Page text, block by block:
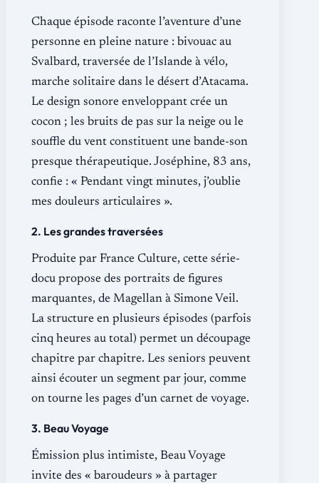
Chaque épisode raconte l’aventure d’une
personne en pleine nature : bivouac au
Svalbard, traversée de l’Islande à vélo,
marche solitaire dans le désert d’Atacama.
Le design sonore enveloppant crée un
cocon ; les bruits de pas sur la neige ou le
souffle du vent constituent une bande-son
presque thérapeutique. Joséphine, 83 ans,
confie : « Pendant vingt minutes, j’oublie
mes douleurs articulaires ».
2. Les grandes traversées
Produite par France Culture, cette série-
docu propose des portraits de figures
marquantes, de Magellan à Simone Veil.
La structure en plusieurs épisodes (parfois
cinq heures au total) permet un découpage
chapitre par chapitre. Les seniors peuvent
ainsi écouter un segment par jour, comme
on tourne les pages d’un carnet de voyage.
3. Beau Voyage
Émission plus intimiste, Beau Voyage
invite des « baroudeurs » à partager